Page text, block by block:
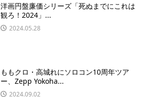
洋画円盤廉価シリーズ「死ぬまでにこれは
観ろ！2024」...
2024.05.28
ももクロ・高城れにソロコン10周年ツア
ー、Zepp Yokoha...
2024.09.02